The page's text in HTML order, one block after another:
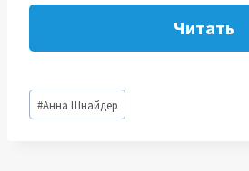
Читать
Метки
записи:
#Анна Шнайдер